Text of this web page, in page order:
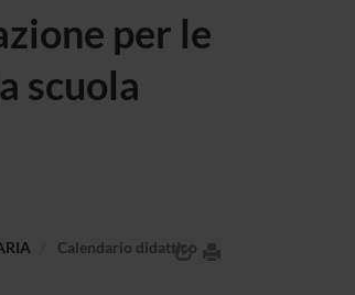
per le
scuola
Calendario didattico